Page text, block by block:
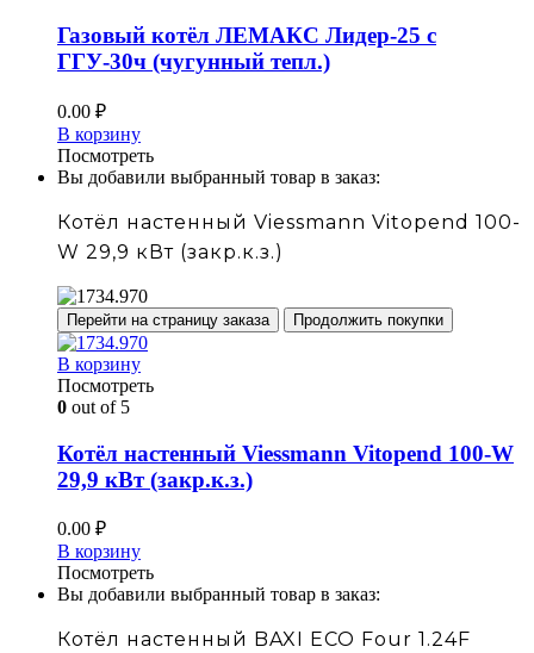
Газовый котёл ЛЕМАКС Лидер-25 с
ГГУ-30ч (чугунный тепл.)
0.00 ₽
В корзину
Посмотреть
Вы добавили выбранный товар в заказ:
Котёл настенный Viessmann Vitopend 100-
W 29,9 кВт (закр.к.з.)
Перейти на страницу заказа Продолжить покупки
В корзину
Посмотреть
0 out of 5
Котёл настенный Viessmann Vitopend 100-W
29,9 кВт (закр.к.з.)
0.00 ₽
В корзину
Посмотреть
Вы добавили выбранный товар в заказ:
Котёл настенный BAXI ECO Four 1.24F